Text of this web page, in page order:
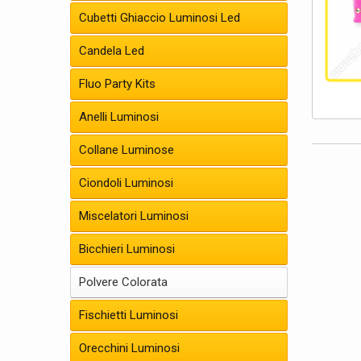
Cubetti Ghiaccio Luminosi Led
Candela Led
Fluo Party Kits
Anelli Luminosi
Collane Luminose
Ciondoli Luminosi
Miscelatori Luminosi
Bicchieri Luminosi
Polvere Colorata
Fischietti Luminosi
Orecchini Luminosi
Nel
principali
Nel